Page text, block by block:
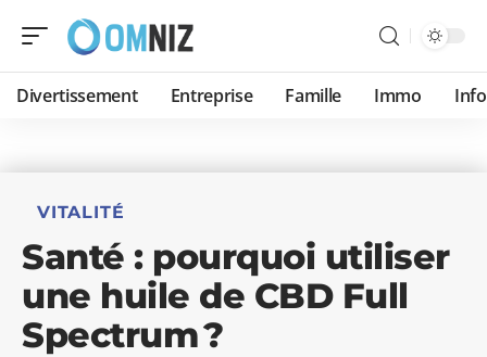
Divertissement Entreprise Famille Immo
VITALITÉ
Santé : pourquoi utiliser
une huile de CBD Full
Spectrum ?